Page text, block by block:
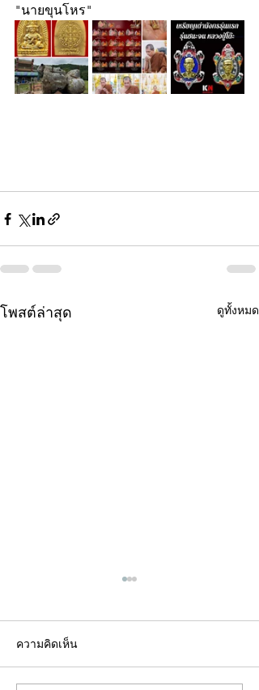
"นายขุนโหร"
โพสต์ล่าสุด ดูทั้งหมด
ความคิดเห็น